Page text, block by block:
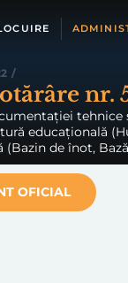
/
nr.
educațională
de înot,
OFICIAL